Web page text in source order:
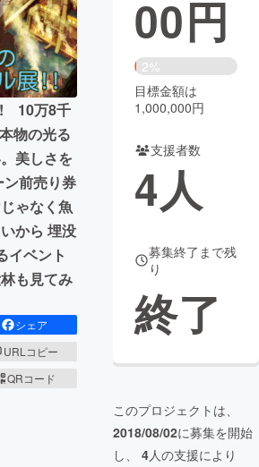
起業 チャレンジ
・地域活性化
Good
CAMPFIRE Creation
るさと納税machi-ya コミュニティ
10万8千
物の光る
美しさを
前売り券
ゃなく魚
から 埋没
イベント
も見てみ
シェア
URLコピー
QRコード
00円
2%
目標金額は
1,000,000円
支援者数
4人
募集終了まで残
り
終了
このプロジェクトは、
2018/08/02に募集を開始
し、 4人の支援により